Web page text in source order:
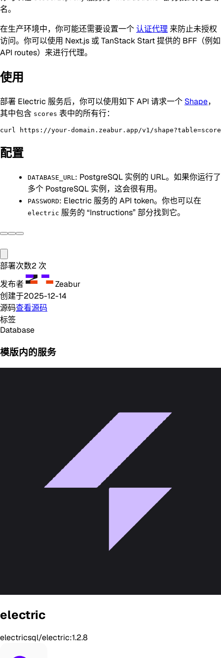
名。
在生产环境中，你可能还需要设置一个认证代理 来防止未授权
访问。你可以使用 Next.js 或 TanStack Start 提供的 BFF（例如
API routes）来进行代理。
使用
部署 Electric 服务后，你可以使用如下 API 请求一个 Shape，
其中包含 scores 表中的所有行：
配置
DATABASE_URL: PostgreSQL 实例的 URL。如果你运行了
多个 PostgreSQL 实例，这会很有用。
PASSWORD: Electric 服务的 API token。你也可以在
electric 服务的 “Instructions” 部分找到它。
部署次数2 次
发布者
Zeabur
创建于2025-12-14
源码查看源码
标签
Database
模版内的服务
electric
electricsql/electric:1.2.8